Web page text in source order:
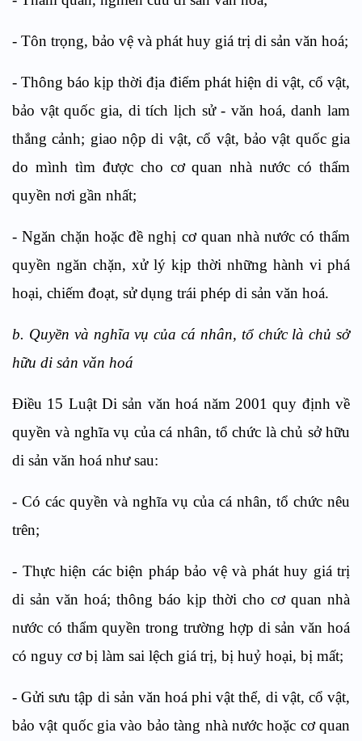
- Tôn trọng, bảo vệ và phát huy giá trị di sản văn hoá;
- Thông báo kịp thời địa điểm phát hiện di vật, cổ vật,
bảo vật quốc gia, di tích lịch sử - văn hoá, danh lam
thắng cảnh; giao nộp di vật, cổ vật, bảo vật quốc gia
do mình tìm được cho cơ quan nhà nước có thẩm
quyền nơi gần nhất;
- Ngăn chặn hoặc đề nghị cơ quan nhà nước có thẩm
quyền ngăn chặn, xử lý kịp thời những hành vi phá
hoại, chiếm đoạt, sử dụng trái phép di sản văn hoá.
b. Quyền và nghĩa vụ của cá nhân, tổ chức là chủ sở
hữu di sản văn hoá
Điều 15 Luật Di sản văn hoá năm 2001 quy định về
quyền và nghĩa vụ của cá nhân, tổ chức là chủ sở hữu
di sản văn hoá như sau:
- Có các quyền và nghĩa vụ của cá nhân, tổ chức nêu
trên;
- Thực hiện các biện pháp bảo vệ và phát huy giá trị
di sản văn hoá; thông báo kịp thời cho cơ quan nhà
nước có thẩm quyền trong trường hợp di sản văn hoá
có nguy cơ bị làm sai lệch giá trị, bị huỷ hoại, bị mất;
- Gửi sưu tập di sản văn hoá phi vật thể, di vật, cổ vật,
bảo vật quốc gia vào bảo tàng nhà nước hoặc cơ quan